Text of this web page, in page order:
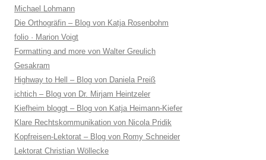
Michael Lohmann
Die Orthogräfin – Blog von Katja Rosenbohm
folio · Marion Voigt
Formatting and more von Walter Greulich
Gesakram
Highway to Hell – Blog von Daniela Preiß
ichtich – Blog von Dr. Mirjam Heintzeler
Kiefheim bloggt – Blog von Katja Heimann-Kiefer
Klare Rechtskommunikation von Nicola Pridik
Kopfreisen-Lektorat – Blog von Romy Schneider
Lektorat Christian Wöllecke